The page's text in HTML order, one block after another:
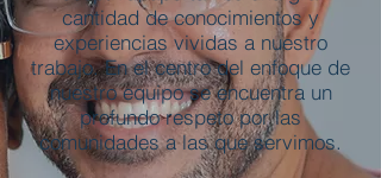
cantidad de conocimientos y
experiencias vividas a nuestro
trabajo. En el centro del enfoque de
nuestro equipo se encuentra un
profundo respeto por las
comunidades a las que servimos.